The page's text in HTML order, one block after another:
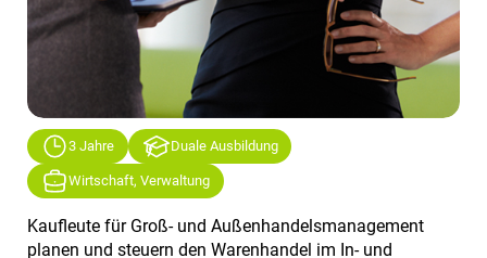
3 Jahre Duale Ausbildung
Wirtschaft, Verwaltung
Kaufleute für Groß- und Außenhandelsmanagement
planen und steuern den Warenhandel im In- und